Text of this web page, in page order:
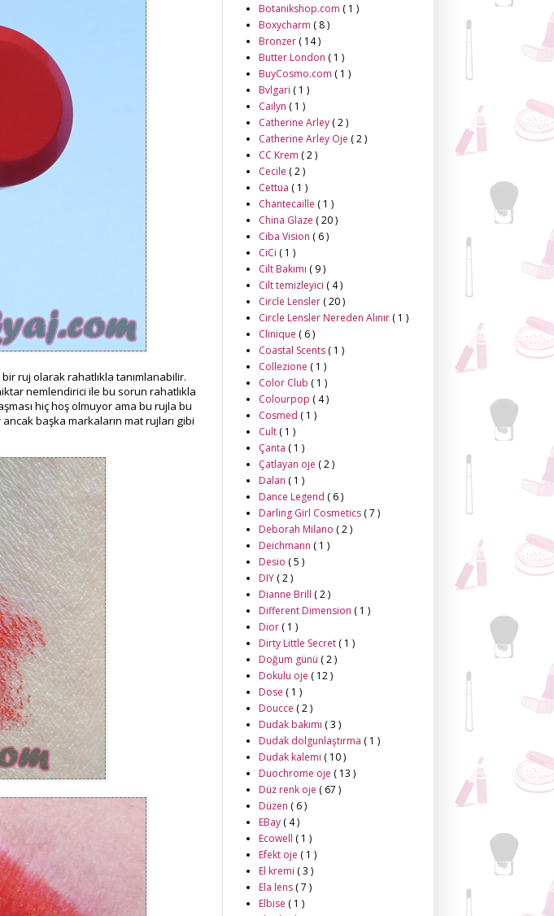
bir ruj olarak rahatlıkla tanımlanabilir.
nemlendirici ile bu sorun rahatlıkla
hiç hoş olmuyor ama bu rujla bu
başka markaların mat rujları gibi
Botanikshop.com ( 1 )
Boxycharm ( 8 )
Bronzer ( 14 )
Butter London ( 1 )
BuyCosmo.com ( 1 )
Bvlgari ( 1 )
Cailyn ( 1 )
Catherine Arley ( 2 )
Catherine Arley Oje ( 2 )
CC Krem ( 2 )
Cecile ( 2 )
Cettua ( 1 )
Chantecaille ( 1 )
China Glaze ( 20 )
Ciba Vision ( 6 )
CiCi ( 1 )
Cilt Bakımı ( 9 )
Cilt temizleyici ( 4 )
Circle Lensler ( 20 )
Circle Lensler Nereden Alınır ( 1 )
Clinique ( 6 )
Coastal Scents ( 1 )
Collezione ( 1 )
Color Club ( 1 )
Colourpop ( 4 )
Cosmed ( 1 )
Cult ( 1 )
Çanta ( 1 )
Çatlayan oje ( 2 )
Dalan ( 1 )
Dance Legend ( 6 )
Darling Girl Cosmetics ( 7 )
Deborah Milano ( 2 )
Deichmann ( 1 )
Desio ( 5 )
DIY ( 2 )
Dianne Brill ( 2 )
Different Dimension ( 1 )
Dior ( 1 )
Dirty Little Secret ( 1 )
Doğum günü ( 2 )
Dokulu oje ( 12 )
Dose ( 1 )
Doucce ( 2 )
Dudak bakımı ( 3 )
Dudak dolgunlaştırma ( 1 )
Dudak kalemi ( 10 )
Duochrome oje ( 13 )
Düz renk oje ( 67 )
Düzen ( 6 )
EBay ( 4 )
Ecowell ( 1 )
Efekt oje ( 1 )
El kremi ( 3 )
Ela lens ( 7 )
Elbise ( 1 )